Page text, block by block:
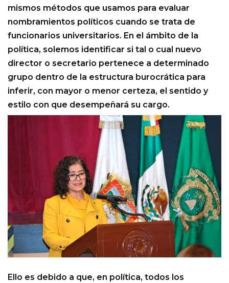
mismos métodos que usamos para evaluar
nombramientos políticos cuando se trata de
funcionarios universitarios. En el ámbito de la
política, solemos identificar si tal o cual nuevo
director o secretario pertenece a determinado
grupo dentro de la estructura burocrática para
inferir, con mayor o menor certeza, el sentido y
estilo con que desempeñará su cargo.
Ello es debido a que, en política, todos los